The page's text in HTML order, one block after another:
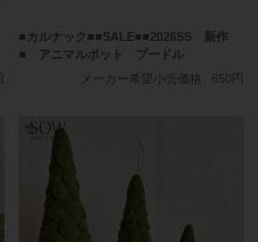
■カルナック■■SALE■■2026SS 新作
■ アニマルポット プードル
メーカー希望小売価格
650円